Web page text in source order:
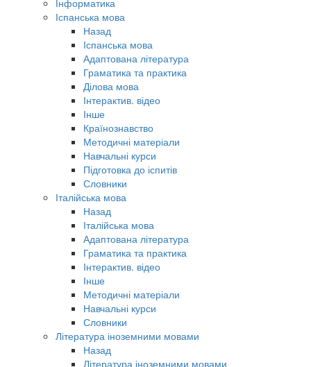
Інформатика
Іспанська мова
Назад
Іспанська мова
Адаптована література
Граматика та практика
Ділова мова
Інтерактив. відео
Інше
Країнознавство
Методичні матеріали
Навчальні курси
Підготовка до іспитів
Словники
Італійська мова
Назад
Італійська мова
Адаптована література
Граматика та практика
Інтерактив. відео
Інше
Методичні матеріали
Навчальні курси
Словники
Література іноземними мовами
Назад
Література іноземними мовами